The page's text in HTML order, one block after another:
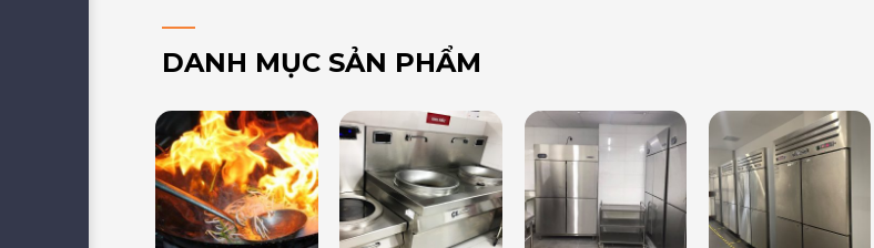
DANH MỤC SẢN PHẨM